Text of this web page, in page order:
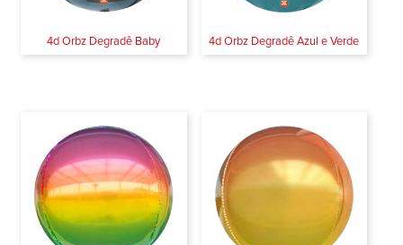
4d Orbz Degradê Baby 4d Orbz Degradê Azul e Verde